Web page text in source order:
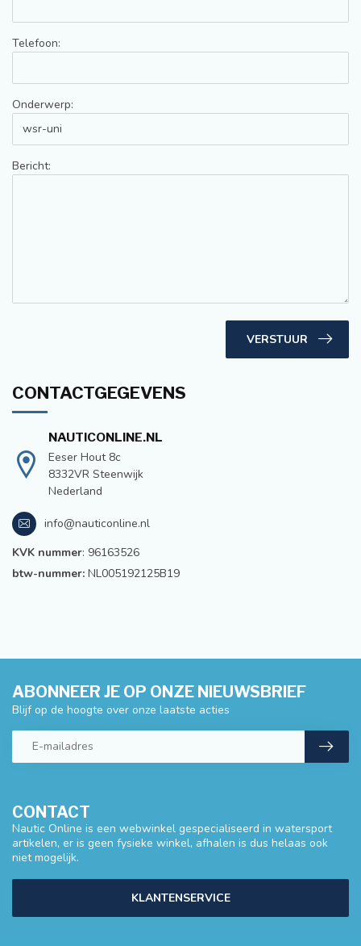
Telefoon:
Onderwerp:
Bericht:
VERSTUUR
CONTACTGEGEVENS
info@nauticonline.nl
KVK nummer: 96163526
btw-nummer: NL005192125B19
NAUTICONLINE.NL
Eeser Hout 8c
8332VR Steenwijk
Nederland
CONTACT
Nautic Online is een webwinkel gespecialiseerd in watersport
artikelen, er is geen fysieke winkel, afhalen is dus helaas ook
niet mogelijk.
KLANTENSERVICE
ABONNEER JE OP ONZE NIEUWSBRIEF
Blijf op de hoogte over onze laatste acties